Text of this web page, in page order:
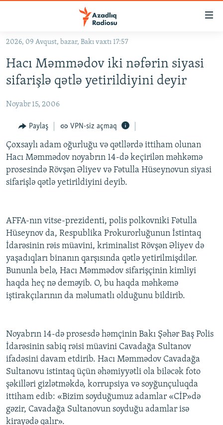
Əsas
qayıt
Əsas
naviqasiyaya
qayıt
KORRUPSIOMETR
#ƏSLINDƏ
FƏRQƏ BAX
QANUNI DOĞRU
ARAŞDIRMA
MULTIMEDIA
İNFOQRAFIKA
AZƏRBAYCAN ƏDƏBIYYATI KITABXANASI
İZ - MƏDƏNIYYƏT PROQRAMI
HAQQIMIZDA
MISSIYAMIZ
PEŞƏ ETIKASI VƏ JURNALISTIKA STANDARTLARIMIZ
MATERIALLARIMIZDAN ISTIFADƏ
AZADLIQRADIOSU MOBIL TELEFONUNUZDA
BIZI IZLƏ
RFE/RL-in bütün saytları
2026, 09 Avqust, bazar, Bakı vaxtı 17:57
Hacı Məmmədov iki nəfərin siyasi
sifarişlə qətlə yetirildiyini deyir
Noyabr 15, 2006
Paylaş VPN-siz açmaq
Çoxsaylı adam oğurluğu və qətllərdə ittiham olunan
Hacı Məmmədov noyabrın 14-də keçirilən məhkəmə
prosesində Rövşən Əliyev və Fətulla Hüseynovun siyasi
sifarişlə qətlə yetirildiyini deyib.
AFFA-nın vitse-prezidenti, polis polkovniki Fətulla
Hüseynov da, Respublika Prokurorluğunun İstintaq
İdarəsinin rəis müavini, kriminalist Rövşən Əliyev də
yaşadıqları binanın qarşısında qətlə yetirilmişdilər.
Bununla belə, Hacı Məmmədov sifarişçinin kimliyi
haqda heç nə deməyib. O, bu haqda məhkəmə
iştirakçılarının da məlumatlı olduğunu bildirib.
Noyabrın 14-də prosesdə həmçinin Bakı Şəhər Baş Polis
İdarəsinin sabiq rəisi müavini Cavadağa Sultanov
ifadəsini davam etdirib. Hacı Məmmədov Cavadağa
Sultanovu istintaq üçün əhəmiyyətli ola biləcək foto
şəkilləri gizlətməkdə, korrupsiya və soyğunçuluqda
ittiham edib: «Bizim soyduğumuz adamlar «CİP»də
gəzir, Cavadağa Sultanovun soyduğu adamlar isə
kirayədə qalır».